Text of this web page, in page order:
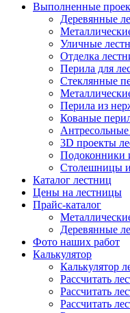
Выполненные
Деревянные
Уличные
Отделка
Перила для
Стеклянные
Перила из
Кованые
3D проекты
Подоконники
Столешницы
Каталог лестниц
Цены на лестницы
Прайс-каталог
Деревянные
Фото наших работ
Калькулятор
Калькулятор
Рассчитать
Рассчитать
Рассчитать